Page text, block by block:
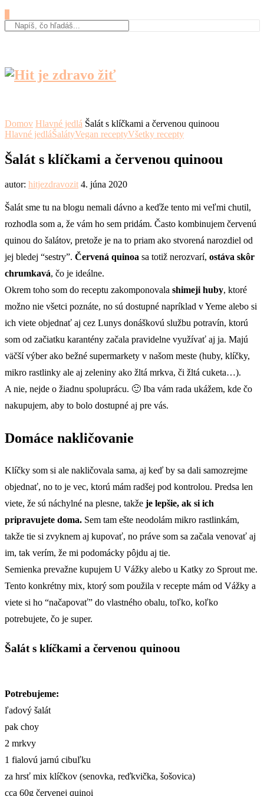
Domov Hlavné jedlá Šalát s klíčkami a červenou quinoou
Hlavné jedláŠalátyVegan receptyVšetky recepty
Šalát s klíčkami a červenou quinoou
autor: hitjezdravozit 4. júna 2020
Šalát sme tu na blogu nemali dávno a keďže tento mi veľmi chutil,
rozhodla som a, že vám ho sem pridám. Často kombinujem červenú
quinou do šalátov, pretože je na to priam ako stvorená narozdiel od
jej bledej “sestry”. Červená quinoa sa totiž nerozvarí, ostáva skôr
chrumkavá, čo je ideálne.
Okrem toho som do receptu zakomponovala shimeji huby, ktoré
možno nie všetci poznáte, no sú dostupné napríklad v Yeme alebo si
ich viete objednať aj cez Lunys donáškovú službu potravín, ktorú
som od začiatku karantény začala pravidelne využívať aj ja. Majú
väčší výber ako bežné supermarkety v našom meste (huby, klíčky,
mikro rastlinky ale aj zeleniny ako žltá mrkva, či žltá cuketa…).
A nie, nejde o žiadnu spoluprácu. 🙂 Iba vám rada ukážem, kde čo
nakupujem, aby to bolo dostupné aj pre vás.
Domáce nakličovanie
Klíčky som si ale nakličovala sama, aj keď by sa dali samozrejme
objednať, no to je vec, ktorú mám radšej pod kontrolou. Predsa len
viete, že sú náchylné na plesne, takže je lepšie, ak si ich
pripravujete doma. Sem tam ešte neodolám mikro rastlinkám,
takže tie si zvyknem aj kupovať, no práve som sa začala venovať aj
im, tak verím, že mi podomácky pôjdu aj tie.
Semienka prevažne kupujem U Vážky alebo u Katky zo Sprout me.
Tento konkrétny mix, ktorý som použila v recepte mám od Vážky a
viete si ho “načapovať” do vlastného obalu, toľko, koľko
potrebujete, čo je super.
Šalát s klíčkami a červenou quinoou
Potrebujeme:
ľadový šalát
pak choy
2 mrkvy
1 fialovú jarnú cibuľku
za hrsť mix klíčkov (senovka, reďkvička, šošovica)
cca 60g červenej quinoi